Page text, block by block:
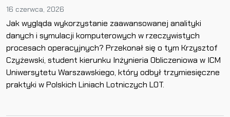
16 czerwca, 2026
Jak wygląda wykorzystanie zaawansowanej analityki
danych i symulacji komputerowych w rzeczywistych
procesach operacyjnych? Przekonał się o tym Krzysztof
Czyżewski, student kierunku Inżynieria Obliczeniowa w ICM
Uniwersytetu Warszawskiego, który odbył trzymiesięczne
praktyki w Polskich Liniach Lotniczych LOT.